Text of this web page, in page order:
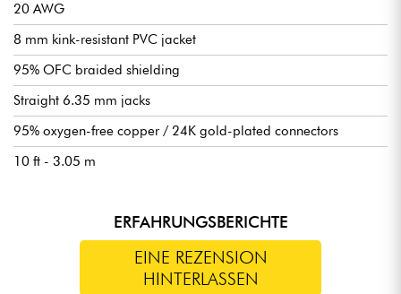
20 AWG
8 mm kink-resistant PVC jacket
95% OFC braided shielding
Straight 6.35 mm jacks
95% oxygen-free copper / 24K gold-plated connectors
10 ft - 3.05 m
ERFAHRUNGSBERICHTE
EINE REZENSION
HINTERLASSEN